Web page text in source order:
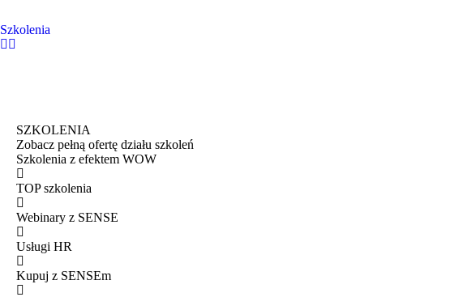
Szkolenia
SZKOLENIA
Zobacz pełną ofertę działu szkoleń
Szkolenia z efektem WOW
TOP szkolenia
Webinary z SENSE
Usługi HR
Kupuj z SENSEm